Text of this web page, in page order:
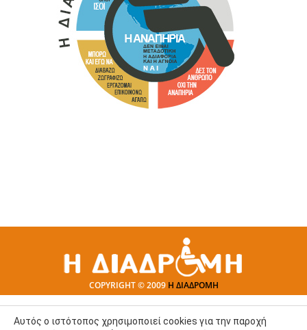
COPYRIGHT © 2009 Η ΔΙΑΔΡΟΜΗ
Αυτός ο ιστότοπος χρησιμοποιεί cookies για την παροχή